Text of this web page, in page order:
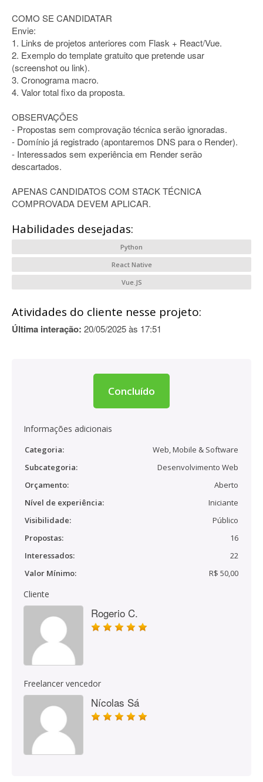
COMO SE CANDIDATAR
Envie:
1. Links de projetos anteriores com Flask + React/Vue.
2. Exemplo do template gratuito que pretende usar
(screenshot ou link).
3. Cronograma macro.
4. Valor total fixo da proposta.
OBSERVAÇÕES
- Propostas sem comprovação técnica serão ignoradas.
- Domínio já registrado (apontaremos DNS para o Render).
- Interessados sem experiência em Render serão
descartados.
APENAS CANDIDATOS COM STACK TÉCNICA
COMPROVADA DEVEM APLICAR.
Habilidades desejadas:
Python
React Native
Vue.JS
Atividades do cliente nesse projeto:
Última interação: 20/05/2025 às 17:51
Concluído
Informações adicionais
Categoria:
Web, Mobile & Software
Subcategoria:
Desenvolvimento Web
Orçamento:
Aberto
Nível de experiência:
Iniciante
Visibilidade:
Público
Propostas:
16
Interessados:
22
Valor Mínimo:
R$ 50,00
Cliente
Rogerio C.
Freelancer vencedor
Nícolas Sá